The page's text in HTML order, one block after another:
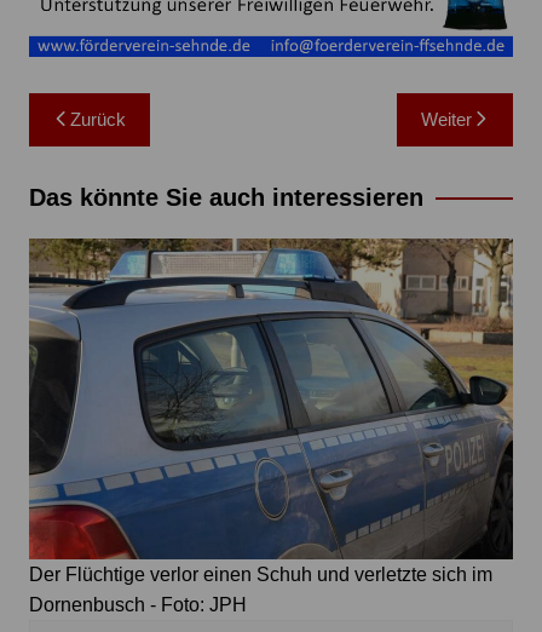
Beitragsnavigation
Zurück Weiter
Das könnte Sie auch interessieren
Der Flüchtige verlor einen Schuh und verletzte sich im
Dornenbusch - Foto: JPH